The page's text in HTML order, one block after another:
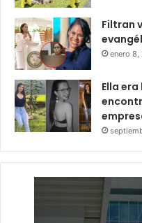
Filtran
enero 8,
Ella